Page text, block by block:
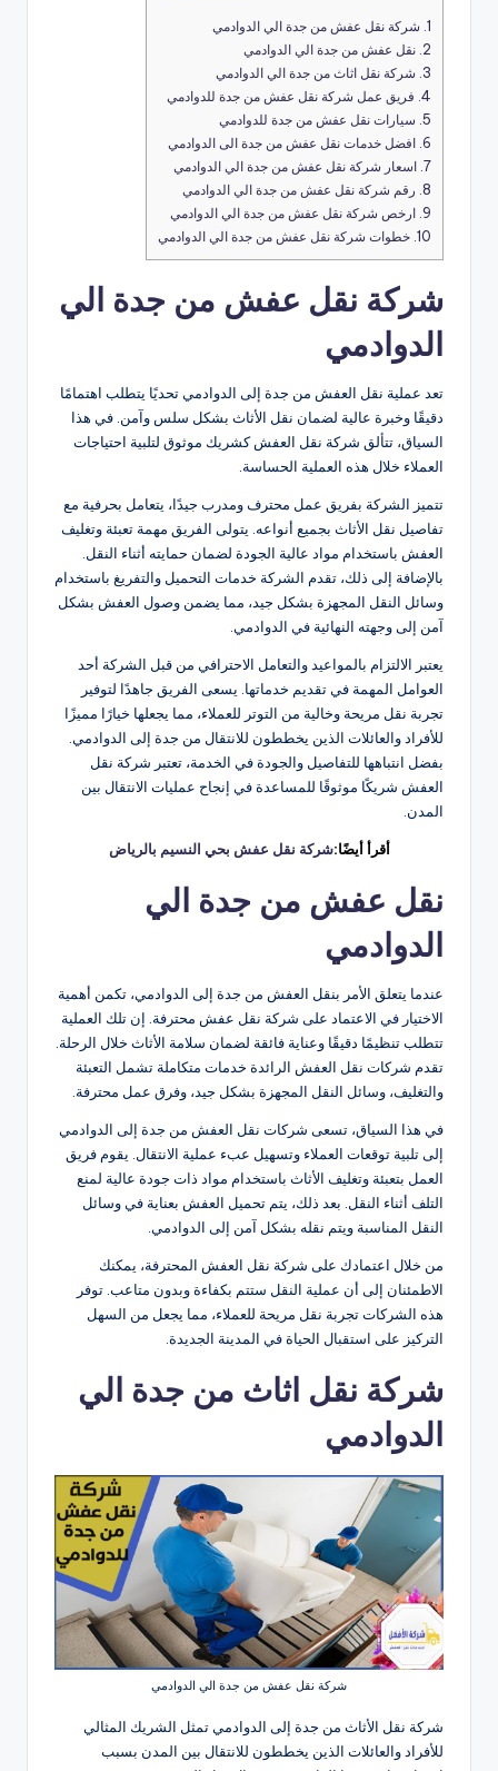
1. شركة نقل عفش من جدة الي الدوادمي
2. نقل عفش من جدة الي الدوادمي
3. شركة نقل اثاث من جدة الي الدوادمي
4. فريق عمل شركة نقل عفش من جدة للدوادمي
5. سيارات نقل عفش من جدة للدوادمي
6. افضل خدمات نقل عفش من جدة الى الدوادمي
7. اسعار شركة نقل عفش من جدة الي الدوادمي
8. رقم شركة نقل عفش من جدة الي الدوادمي
9. ارخص شركة نقل عفش من جدة الي الدوادمي
10. خطوات شركة نقل عفش من جدة الي الدوادمي
شركة نقل عفش من جدة الي
الدوادمي
تعد عملية نقل العفش من جدة إلى الدوادمي تحديًا يتطلب اهتمامًا
دقيقًا وخبرة عالية لضمان نقل الأثاث بشكل سلس وآمن. في هذا
السياق، تتألق شركة نقل العفش كشريك موثوق لتلبية احتياجات
العملاء خلال هذه العملية الحساسة.
تتميز الشركة بفريق عمل محترف ومدرب جيدًا، يتعامل بحرفية مع
تفاصيل نقل الأثاث بجميع أنواعه. يتولى الفريق مهمة تعبئة وتغليف
العفش باستخدام مواد عالية الجودة لضمان حمايته أثناء النقل.
بالإضافة إلى ذلك، تقدم الشركة خدمات التحميل والتفريغ باستخدام
وسائل النقل المجهزة بشكل جيد، مما يضمن وصول العفش بشكل
آمن إلى وجهته النهائية في الدوادمي.
يعتبر الالتزام بالمواعيد والتعامل الاحترافي من قبل الشركة أحد
العوامل المهمة في تقديم خدماتها. يسعى الفريق جاهدًا لتوفير
تجربة نقل مريحة وخالية من التوتر للعملاء، مما يجعلها خيارًا مميزًا
للأفراد والعائلات الذين يخططون للانتقال من جدة إلى الدوادمي.
بفضل انتباهها للتفاصيل والجودة في الخدمة، تعتبر شركة نقل
العفش شريكًا موثوقًا للمساعدة في إنجاح عمليات الانتقال بين
المدن.
أقرأ أيضًا:شركة نقل عفش بحي النسيم بالرياض
نقل عفش من جدة الي
الدوادمي
عندما يتعلق الأمر بنقل العفش من جدة إلى الدوادمي، تكمن أهمية
الاختيار في الاعتماد على شركة نقل عفش محترفة. إن تلك العملية
تتطلب تنظيمًا دقيقًا وعناية فائقة لضمان سلامة الأثاث خلال الرحلة.
تقدم شركات نقل العفش الرائدة خدمات متكاملة تشمل التعبئة
والتغليف، وسائل النقل المجهزة بشكل جيد، وفرق عمل محترفة.
في هذا السياق، تسعى شركات نقل العفش من جدة إلى الدوادمي
إلى تلبية توقعات العملاء وتسهيل عبء عملية الانتقال. يقوم فريق
العمل بتعبئة وتغليف الأثاث باستخدام مواد ذات جودة عالية لمنع
التلف أثناء النقل. بعد ذلك، يتم تحميل العفش بعناية في وسائل
النقل المناسبة ويتم نقله بشكل آمن إلى الدوادمي.
من خلال اعتمادك على شركة نقل العفش المحترفة، يمكنك
الاطمئنان إلى أن عملية النقل ستتم بكفاءة وبدون متاعب. توفر
هذه الشركات تجربة نقل مريحة للعملاء، مما يجعل من السهل
التركيز على استقبال الحياة في المدينة الجديدة.
شركة نقل اثاث من جدة الي
الدوادمي
شركة نقل عفش من جدة الي الدوادمي
شركة نقل الأثاث من جدة إلى الدوادمي تمثل الشريك المثالي
للأفراد والعائلات الذين يخططون للانتقال بين المدن بسبب